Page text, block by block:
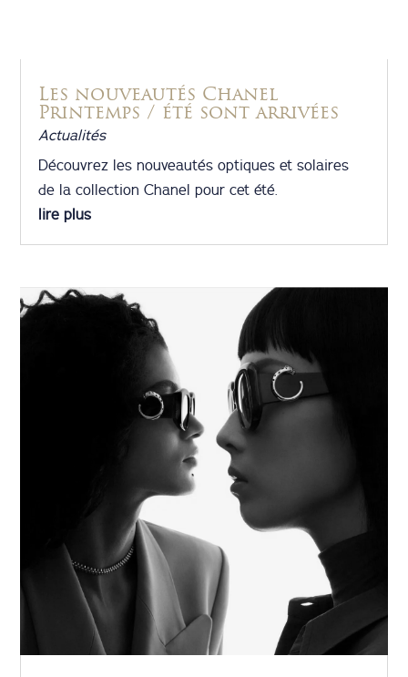
Les nouveautés Chanel
Printemps / été sont arrivées
Actualités
Découvrez les nouveautés optiques et solaires
de la collection Chanel pour cet été.
lire plus